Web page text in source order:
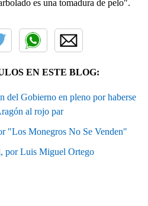
es una tomadura de pelo".
EN ESTE BLOG:
Gobierno en pleno por haberse
al rojo par
"Los Monegros No Se Venden"
por Luis Miguel Ortego